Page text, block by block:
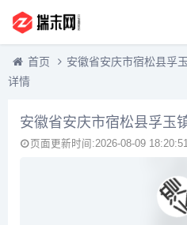
首页 安徽省安庆市宿松县孚
详情
安徽省安庆市宿松县孚玉
页面更新时间:2026-08-09